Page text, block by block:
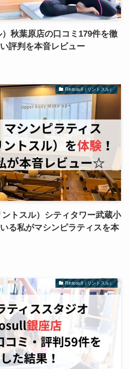
秋葉原店の口コミ179件を徹
評判を本音レビュー
Rintosull（リントスル）
トスル）シティタワー武蔵小
る私がマシンピラティスを本
Rintosull（リントスル）